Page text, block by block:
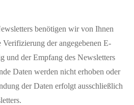
benötigen wir von Ihnen
der angegebenen E-
und der Empfang des Newsletters
Daten werden nicht erhoben oder
der Daten erfolgt ausschließlich